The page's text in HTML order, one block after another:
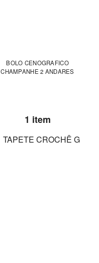
BOLO CENOGRAFICO
CHAMPANHE 2 ANDARES
1 item